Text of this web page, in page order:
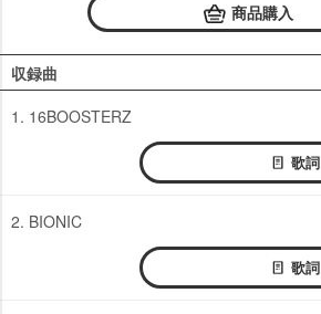
商品購入
収録曲
1. 16BOOSTERZ
歌詞
2. BIONIC
歌詞